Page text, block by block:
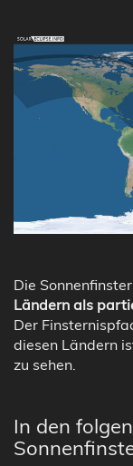
Die
Ländern als
Der
diesen Ländern
zu sehen.
In den